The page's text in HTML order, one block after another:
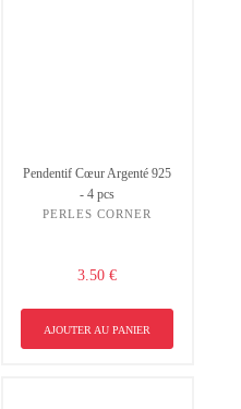
Pendentif Cœur Argenté 925
- 4 pcs
PERLES CORNER
3.50 €
AJOUTER AU PANIER